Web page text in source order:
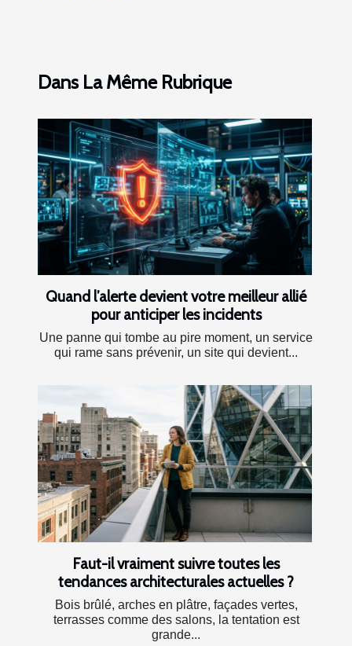
Dans La Même Rubrique
Quand l’alerte devient votre meilleur allié
pour anticiper les incidents
Une panne qui tombe au pire moment, un service
qui rame sans prévenir, un site qui devient...
Faut-il vraiment suivre toutes les
tendances architecturales actuelles ?
Bois brûlé, arches en plâtre, façades vertes,
terrasses comme des salons, la tentation est
grande...